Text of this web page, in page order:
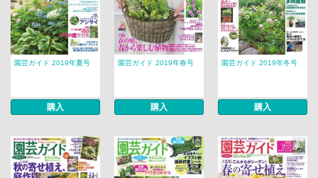
園芸ガイド 2019年夏号
購入
園芸ガイド 2019年春号
購入
園芸ガイド 2019年冬号
購入